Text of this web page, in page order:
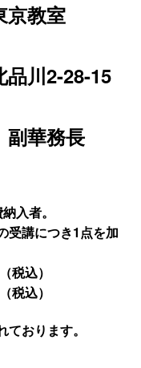
教室
2-28-15
華務長
入者。
講につき1点を加
税込）
込）
おります。